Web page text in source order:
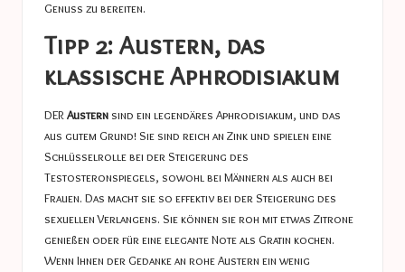
Genuss zu bereiten.
Tipp 2: Austern, das
klassische Aphrodisiakum
DER Austern sind ein legendäres Aphrodisiakum, und das
aus gutem Grund! Sie sind reich an Zink und spielen eine
Schlüsselrolle bei der Steigerung des
Testosteronspiegels, sowohl bei Männern als auch bei
Frauen. Das macht sie so effektiv bei der Steigerung des
sexuellen Verlangens. Sie können sie roh mit etwas Zitrone
genießen oder für eine elegante Note als Gratin kochen.
Wenn Ihnen der Gedanke an rohe Austern ein wenig